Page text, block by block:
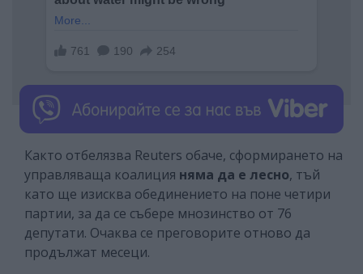
Както отбелязва Reuters обаче, сформирането на
управляваща коалиция няма да е лесно, тъй
като ще изисква обединението на поне четири
партии, за да се събере мнозинство от 76
депутати. Очаква се преговорите отново да
продължат месеци.